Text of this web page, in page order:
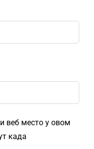
веб место у овом
када